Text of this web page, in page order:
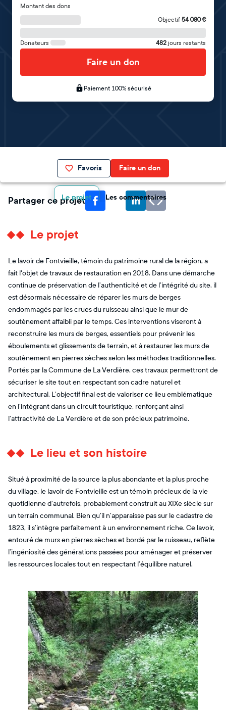
Montant des dons
Objectif 54 080€
Donateurs 482 jours restants
Faire un don
Paiement 100% sécurisé
Favoris Faire un don
Le projet Les commentaires
Partager ce projet
Le projet
Le lavoir de Fontvieille, témoin du patrimoine rural de la région, a
fait l'objet de travaux de restauration en 2018. Dans une démarche
continue de préservation de l’authenticité et de l’intégrité du site, il
est désormais nécessaire de réparer les murs de berges
endommagés par les crues du ruisseau ainsi que le mur de
soutènement affaibli par le temps. Ces interventions viseront à
reconstruire les murs de berges, essentiels pour prévenir les
éboulements et glissements de terrain, et à restaurer les murs de
soutènement en pierres sèches selon les méthodes traditionnelles.
Portés par la Commune de La Verdière, ces travaux permettront de
sécuriser le site tout en respectant son cadre naturel et
architectural. L’objectif final est de valoriser ce lieu emblématique
en l’intégrant dans un circuit touristique, renforçant ainsi
l’attractivité de La Verdière et de son précieux patrimoine.
Le lieu et son histoire
Situé à proximité de la source la plus abondante et la plus proche
du village, le lavoir de Fontvieille est un témoin précieux de la vie
quotidienne d’autrefois, probablement construit au XIXe siècle sur
un terrain communal. Bien qu’il n’apparaisse pas sur le cadastre de
1823, il s’intègre parfaitement à un environnement riche. Ce lavoir,
entouré de murs en pierres sèches et bordé par le ruisseau, reflète
l’ingéniosité des générations passées pour aménager et préserver
les ressources locales tout en respectant l’équilibre naturel.